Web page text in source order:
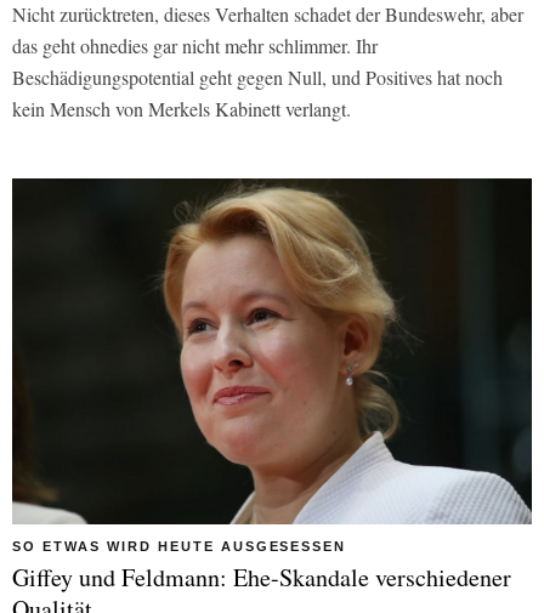
Nicht zurücktreten, dieses Verhalten schadet der Bundeswehr, aber
das geht ohnedies gar nicht mehr schlimmer. Ihr
Beschädigungspotential geht gegen Null, und Positives hat noch
kein Mensch von Merkels Kabinett verlangt.
SO ETWAS WIRD HEUTE AUSGESESSEN
Giffey und Feldmann: Ehe-Skandale verschiedener